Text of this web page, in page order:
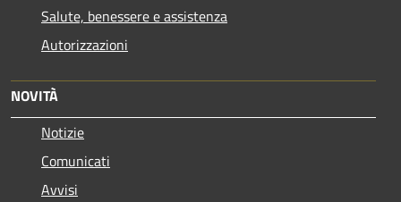
Salute, benessere e assistenza
Autorizzazioni
NOVITÀ
Notizie
Comunicati
Avvisi